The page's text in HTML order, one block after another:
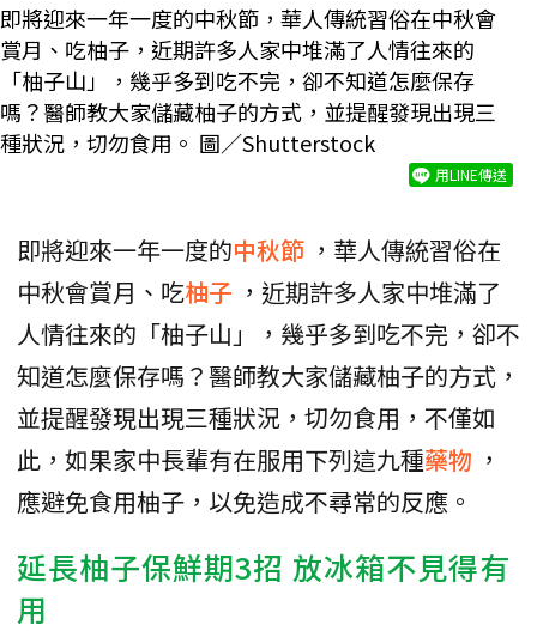
即將迎來一年一度的中秋節，華人傳統習俗在中秋會
賞月、吃柚子，近期許多人家中堆滿了人情往來的
「柚子山」，幾乎多到吃不完，卻不知道怎麼保存
嗎？醫師教大家儲藏柚子的方式，並提醒發現出現三
種狀況，切勿食用。 圖／Shutterstock
用LINE傳送
即將迎來一年一度的中秋節 ，華人傳統習俗在
中秋會賞月、吃柚子 ，近期許多人家中堆滿了
人情往來的「柚子山」，幾乎多到吃不完，卻不
知道怎麼保存嗎？醫師教大家儲藏柚子的方式，
並提醒發現出現三種狀況，切勿食用，不僅如
此，如果家中長輩有在服用下列這九種藥物 ，
應避免食用柚子，以免造成不尋常的反應。
延長柚子保鮮期3招 放冰箱不見得有
用